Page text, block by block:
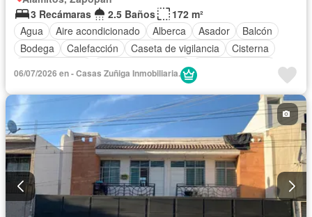
3 Recámaras
2.5 Baños
172 m²
Agua
Aire acondicionado Alberca Asador
Balcón
Bodega
Calefacción Caseta de vigilancia
Cisterna
Cuarto de Limpieza
Seguridad Zonas verdes
06/07/2026 en - Casas Zuñiga Inmobiliaria.